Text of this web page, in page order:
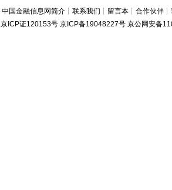
中国金融信息网简介 ┊联系我们 ┊ 留言本 ┊合作伙伴 ┊
京ICP证120153号 京ICP备19048227号 京公网安备